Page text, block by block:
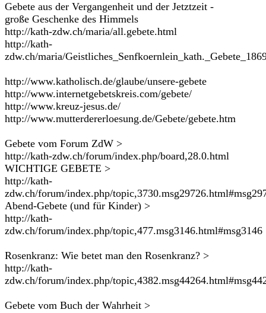
Gebete aus der Vergangenheit und der Jetztzeit -
große Geschenke des Himmels
http://kath-zdw.ch/maria/all.gebete.html
http://kath-
zdw.ch/maria/
http://www.katholisch.de/glaube/unsere-gebete
http://www.internetgebetskreis.com/gebete/
http://www.kreuz-jesus.de/
http://www.mutterdererloesung.de/Gebete/gebete.htm
Gebete vom Forum ZdW >
http://kath-zdw.ch/forum/index.php/board,28.0.html
WICHTIGE GEBETE >
http://kath-
zdw.ch/forum/index.php/
Abend-Gebete (und für Kinder) >
http://kath-
zdw.ch/forum/index.php/topic,477.msg3146.html#msg3146
Rosenkranz: Wie betet man den Rosenkranz? >
http://kath-
zdw.ch/forum/index.php/
Gebete vom Buch der Wahrheit >